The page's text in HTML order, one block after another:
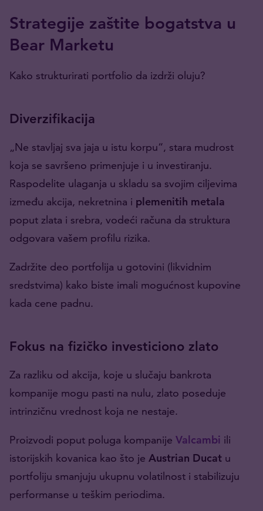
Strategije zaštite bogatstva u
Bear Marketu
Kako strukturirati portfolio da izdrži oluju?
Diverzifikacija
„Ne stavljaj sva jaja u istu korpu“, stara mudrost
koja se savršeno primenjuje i u investiranju.
Raspodelite ulaganja u skladu sa svojim ciljevima
između akcija, nekretnina i plemenitih metala
poput zlata i srebra, vodeći računa da struktura
odgovara vašem profilu rizika.
Zadržite deo portfolija u gotovini (likvidnim
sredstvima) kako biste imali mogućnost kupovine
kada cene padnu.
Fokus na fizičko investiciono zlato
Za razliku od akcija, koje u slučaju bankrota
kompanije mogu pasti na nulu, zlato poseduje
intrinzičnu vrednost koja ne nestaje.
Proizvodi poput poluga kompanije Valcambi ili
istorijskih kovanica kao što je Austrian Ducat u
portfoliju smanjuju ukupnu volatilnost i stabilizuju
performanse u teškim periodima.